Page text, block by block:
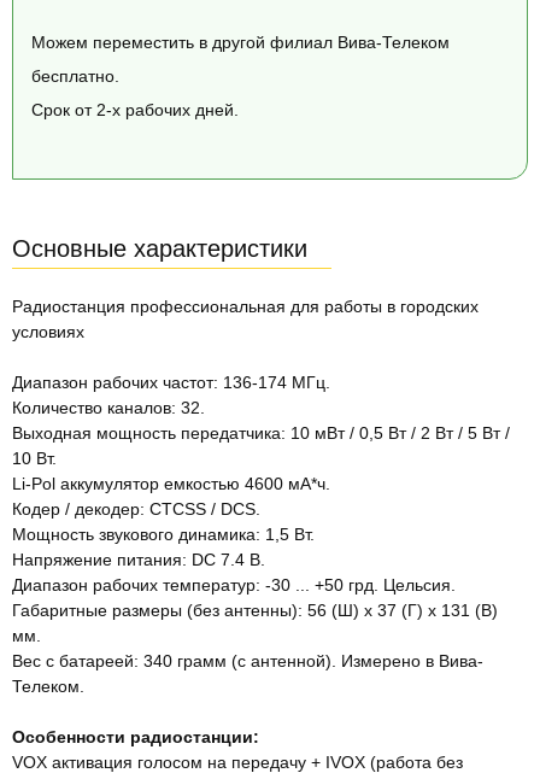
Можем переместить в другой филиал Вива-Телеком
бесплатно.
Срок от 2-х рабочих дней.
Основные характеристики
Радиостанция профессиональная для работы в городских
условиях
Диапазон рабочих частот: 136-174 МГц.
Количество каналов: 32.
Выходная мощность передатчика: 10 мВт / 0,5 Вт / 2 Вт / 5 Вт /
10 Вт.
Li-Pol аккумулятор емкостью 4600 мА*ч.
Кодер / декодер: CTCSS / DCS.
Мощность звукового динамика: 1,5 Вт.
Напряжение питания: DC 7.4 В.
Диапазон рабочих температур: -30 ... +50 грд. Цельсия.
Габаритные размеры (без антенны): 56 (Ш) х 37 (Г) х 131 (В)
мм.
Вес с батареей: 340 грамм (с антенной). Измерено в Вива-
Телеком.
Особенности радиостанции:
VOX активация голосом на передачу + IVOX (работа без